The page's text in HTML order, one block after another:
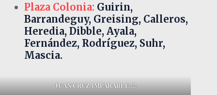
Plaza Colonia: Guirin,
Barrandeguy, Greising, Calleros,
Heredia, Dibble, Ayala,
Fernández, Rodríguez, Suhr,
Mascia.
JUAN CRUZ IMPARABLE !!!